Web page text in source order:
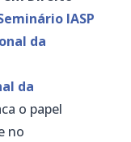
IASP
da
da
o papel
no